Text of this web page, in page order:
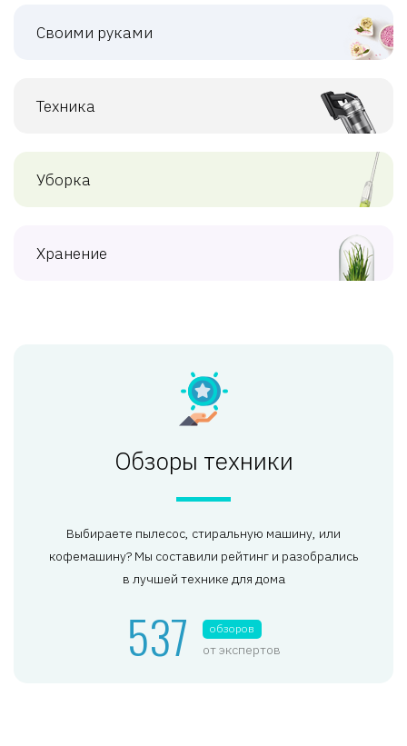
Своими руками
Техника
Уборка
Хранение
Обзоры техники
Выбираете пылесос, стиральную машину, или
кофемашину? Мы составили рейтинг и разобрались
в лучшей технике для дома
537 обзоров
от экспертов